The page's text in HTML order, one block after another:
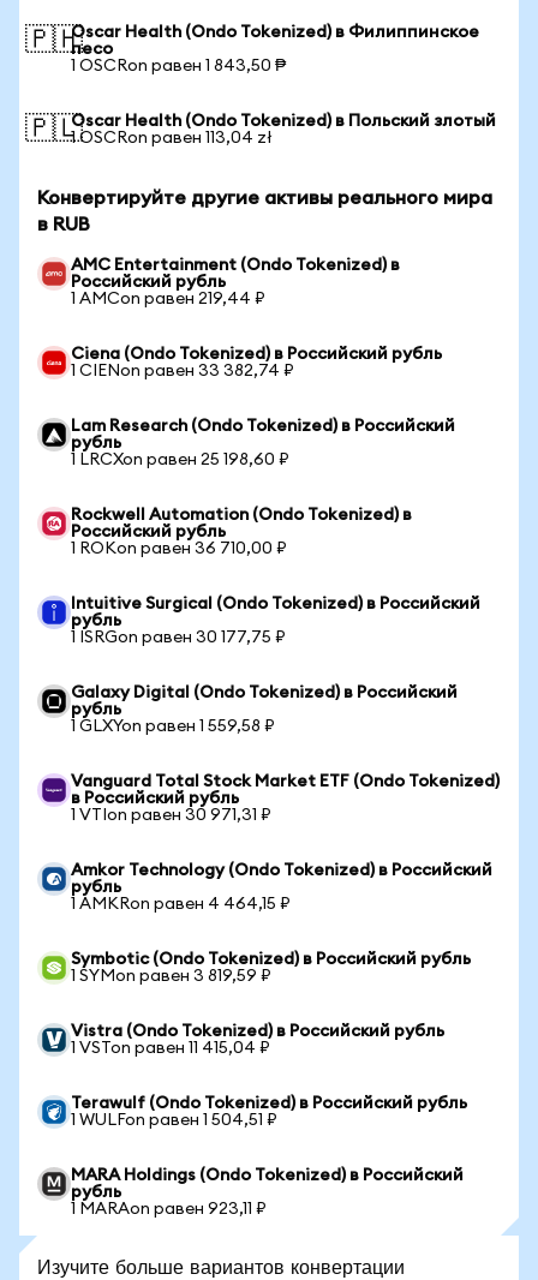
🇵🇭Oscar Health (Ondo Tokenized) в Филиппинское
песо
1 OSCRon равен 1 843,50 ₱
🇵🇱Oscar Health (Ondo Tokenized) в Польский злотый
1 OSCRon равен 113,04 zł
Конвертируйте другие активы реального мира
в RUB
AMC Entertainment (Ondo Tokenized) в
Российский рубль
1 AMCon равен 219,44 ₽
Ciena (Ondo Tokenized) в Российский рубль
1 CIENon равен 33 382,74 ₽
Lam Research (Ondo Tokenized) в Российский
рубль
1 LRCXon равен 25 198,60 ₽
Rockwell Automation (Ondo Tokenized) в
Российский рубль
1 ROKon равен 36 710,00 ₽
Intuitive Surgical (Ondo Tokenized) в Российский
рубль
1 ISRGon равен 30 177,75 ₽
Galaxy Digital (Ondo Tokenized) в Российский
рубль
1 GLXYon равен 1 559,58 ₽
Vanguard Total Stock Market ETF (Ondo Tokenized)
в Российский рубль
1 VTIon равен 30 971,31 ₽
Amkor Technology (Ondo Tokenized) в Российский
рубль
1 AMKRon равен 4 464,15 ₽
Symbotic (Ondo Tokenized) в Российский рубль
1 SYMon равен 3 819,59 ₽
Vistra (Ondo Tokenized) в Российский рубль
1 VSTon равен 11 415,04 ₽
Terawulf (Ondo Tokenized) в Российский рубль
1 WULFon равен 1 504,51 ₽
MARA Holdings (Ondo Tokenized) в Российский
рубль
1 MARAon равен 923,11 ₽
Изучите больше вариантов конвертации